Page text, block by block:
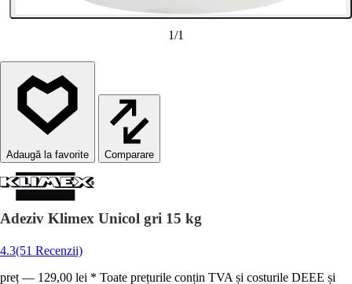
1/1
Comparare
Adeziv Klimex Unicol gri 15 kg
4.3(51 Recenzii)
preț — 129,00 lei * Toate prețurile conțin TVA și costurile DEEE și